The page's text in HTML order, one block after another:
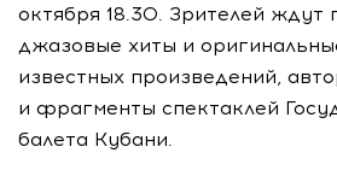
октября 18.30. Зрителей ждут
джазовые хиты и
известных произведений,
и фрагменты спектаклей
балета Кубани.